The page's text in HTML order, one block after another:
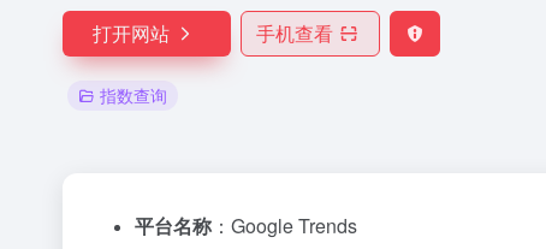
打开网站 手机查看
指数查询
平台名称 ：Google Trends